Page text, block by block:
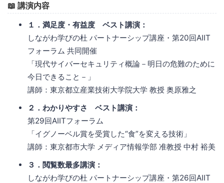
📖 講演内容
１．満足度・有益度 ベスト講演：
しながわ学びの杜 パートナーシップ講座・第20回AIIT
フォーラム 共同開催
「現代サイバーセキュリティ概論－明日の危難のために
今日できること－」
講師：東京都立産業技術大学院大学 教授 奥原雅之
２．わかりやすさ ベスト講演：
第29回AIITフォーラム
「イグノーベル賞を受賞した“食”を変える技術」
講師：東京都市大学 メディア情報学部 准教授 中村 裕美
３．閲覧数最多講演：
しながわ学びの杜 パートナーシップ講座・第26回AIIT